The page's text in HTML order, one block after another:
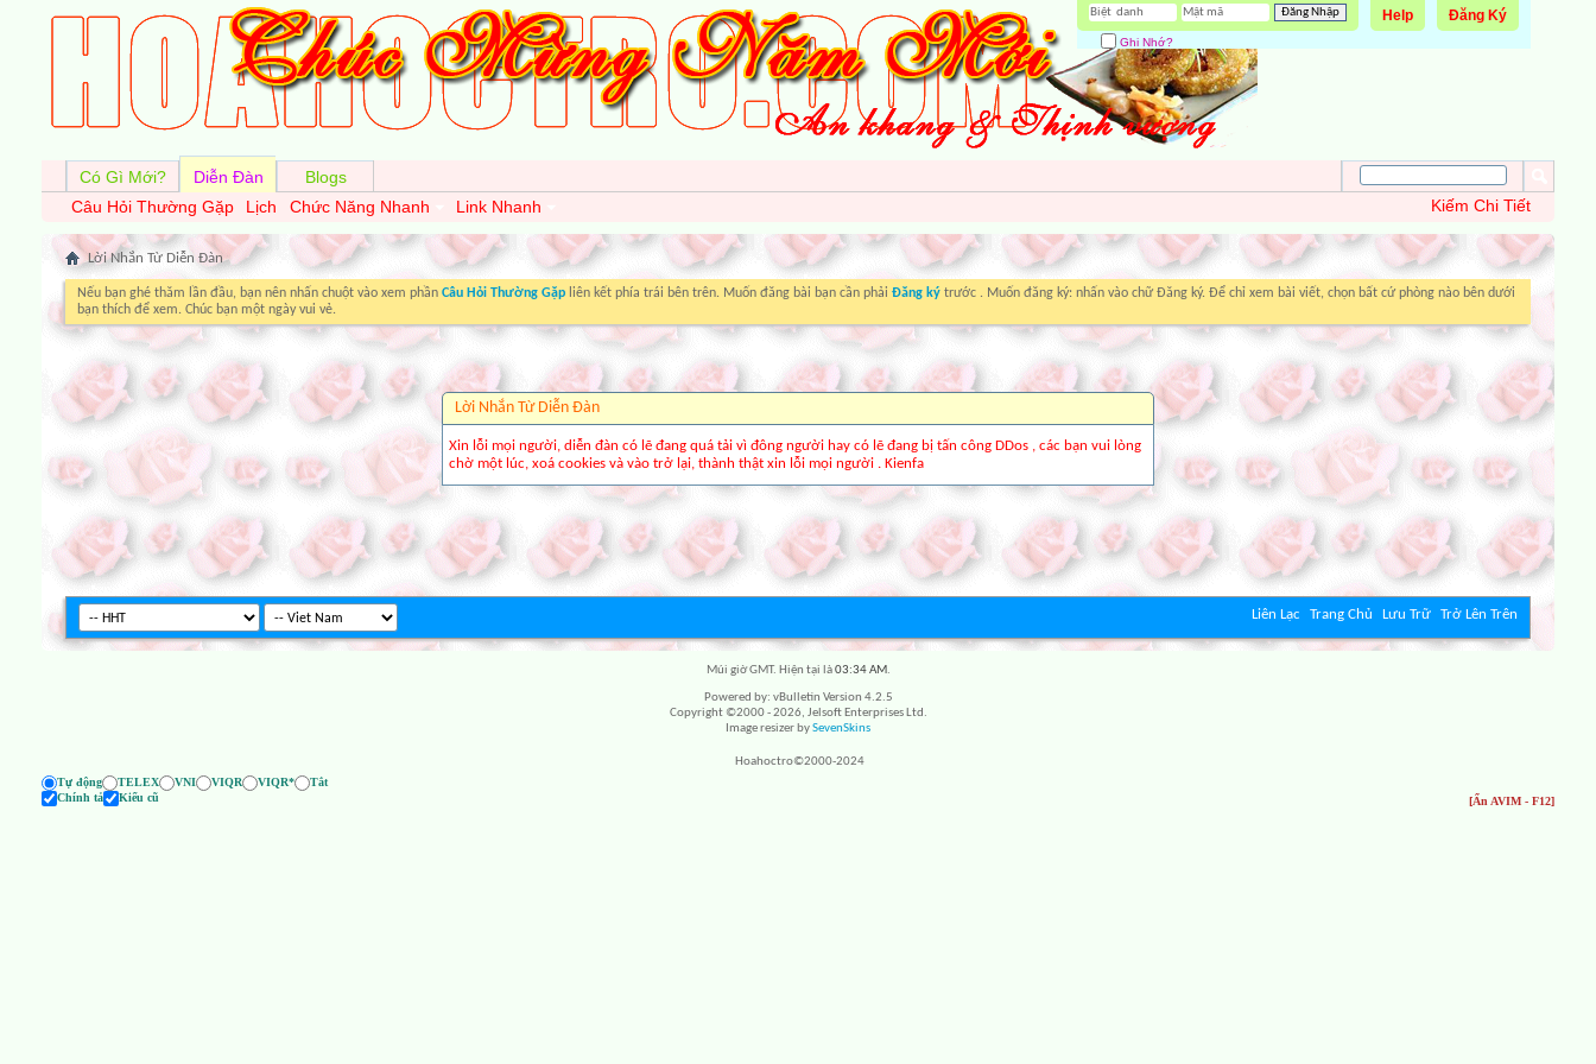
Đăng Ký
Help
Ghi Nhớ?
Có Gì Mới?
Diễn Đàn
Câu Hỏi Thường Gặp
Lịch Chức Năng Nhanh Link Nhanh
Blogs
Kiếm Chi Tiết
Lời Nhắn Từ Diễn Ðàn
Nếu bạn ghé thăm lần đầu, bạn nên nhấn chuột vào xem phần Câu Hỏi Thường Gặp liên kết phía trái bên trên. Muốn đăng bài bạn cần phải Đăng ký trước . Muốn đăng ký: nhấn vào chữ Đăng ký. Để chỉ xem bài viết, chọn bất cứ phòng nào bên dưới
bạn thích để xem. Chúc bạn một ngày vui vẻ.
Lời Nhắn Từ Diễn Ðàn
Xin lỗi mọi người, diễn đàn có lẽ đang quá tải vì đông người hay có lẽ đang bị tấn công DDos , các bạn vui lòng
chờ một lúc, xoá cookies và vào trở lại, thành thật xin lỗi mọi người . Kienfa
Liên Lạc Trang Chủ Lưu Trữ Trở Lên Trên
Múi giờ GMT. Hiện tại là03:34 AM.
Powered by: vBulletin Version 4.2.5
Copyright ©2000 - 2026, Jelsoft Enterprises Ltd.
Image resizer bySevenSkins
Hoahoctro©2000-2024
Tự động
TELEX VNI VIQR VIQR*
Tắt
[Ẩn AVIM - F12]
Chính tả Kiểu cũ